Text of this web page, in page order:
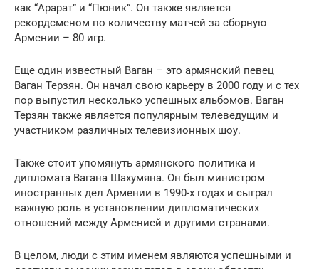
как “Арарат” и “Пюник”. Он также является
рекордсменом по количеству матчей за сборную
Армении – 80 игр.
Еще один известный Ваган – это армянский певец
Ваган Терзян. Он начал свою карьеру в 2000 году и с тех
пор выпустил несколько успешных альбомов. Ваган
Терзян также является популярным телеведущим и
участником различных телевизионных шоу.
Также стоит упомянуть армянского политика и
дипломата Вагана Шахумяна. Он был министром
иностранных дел Армении в 1990-х годах и сыграл
важную роль в установлении дипломатических
отношений между Арменией и другими странами.
В целом, люди с этим именем являются успешными и